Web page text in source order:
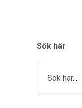
Sök här